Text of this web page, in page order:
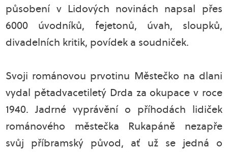
působení v Lidových novinách napsal přes
6000 úvodníků, fejetonů, úvah, sloupků,
divadelních kritik, povídek a soudniček.
Svoji románovou prvotinu Městečko na dlani
vydal pětadvacetiletý Drda za okupace v roce
1940. Jadrné vyprávění o příhodách lidiček
románového městečka Rukapáně nezapře
svůj příbramský původ, ať už se jedná o